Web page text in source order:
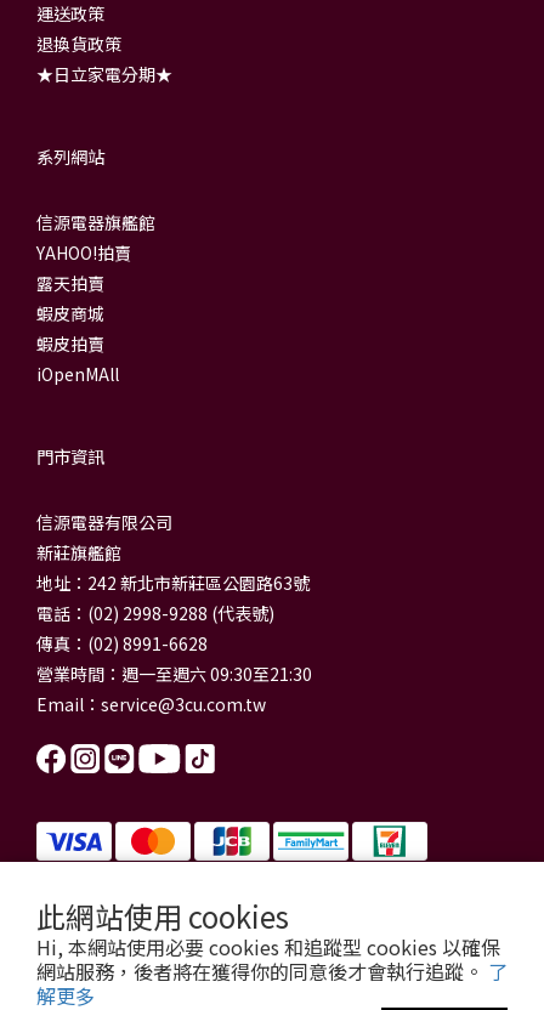
此網站使用 cookies
Hi, 本網站使用必要 cookies 和追蹤型 cookies 以確保
網站服務，後者將在獲得你的同意後才會執行追蹤。 了
解更多
運送政策
退換貨政策
★日立家電分期★
系列網站
信源電器旗艦館
YAHOO!拍賣
露天拍賣
蝦皮商城
蝦皮拍賣
iOpenMAll
門市資訊
信源電器有限公司
新莊旗艦館
地址：242 新北市新莊區公園路63號
電話：(02) 2998-9288 (代表號)
傳真：(02) 8991-6628
營業時間：週一至週六 09:30至21:30
Email： service@3cu.com.tw
信源電器有限公司 統一編號：84179325
門市地址：新北市新莊區公園路63號
信源電器 版權所有